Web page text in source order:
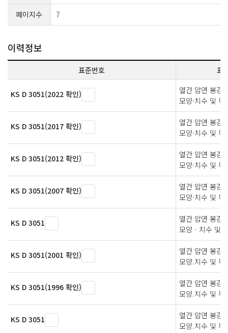
페이지수 7
이력정보
표준번호 표
KS D 3051(2022 확인)
열간 압연 봉강
모양·치수 및
KS D 3051(2017 확인)
열간 압연 봉강
모양·치수 및
KS D 3051(2012 확인)
열간 압연 봉강
모양·치수 및
KS D 3051(2007 확인)
열간 압연 봉강
모양·치수 및
KS D 3051
열간 압연 봉강
모양ㆍ치수 및
KS D 3051(2001 확인)
열간 압연 봉강
모양.치수 및 무
KS D 3051(1996 확인)
열간 압연 봉강
모양.치수 및 무
KS D 3051
열간 압연 봉강
모양.치수 및 무